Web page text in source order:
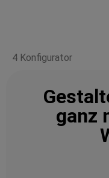
4 Konfigurator
ganz